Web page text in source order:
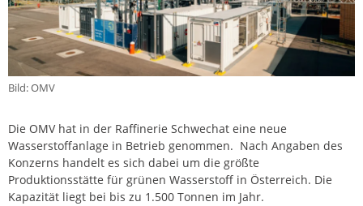
Bild: OMV
Die OMV hat in der Raffinerie Schwechat eine neue
Wasserstoffanlage in Betrieb genommen. Nach Angaben des
Konzerns handelt es sich dabei um die größte
Produktionsstätte für grünen Wasserstoff in Österreich. Die
Kapazität liegt bei bis zu 1.500 Tonnen im Jahr.